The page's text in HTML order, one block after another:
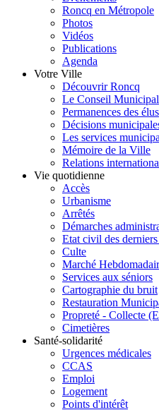
Roncq en Métropole
Photos
Vidéos
Publications
Agenda
Votre Ville
Découvrir Roncq
Le Conseil Municipal
Permanences des élus
Décisions
Les services
Mémoire de la Ville
Relations
Vie quotidienne
Accès
Urbanisme
Arrêtés
Démarches
Etat civil des
Culte
Marché
Services aux séniors
Cartographie du bruit
Restauration
Propreté - Collecte
Cimetières
Santé-solidarité
Urgences médicales
CCAS
Emploi
Logement
Points d'intérêt